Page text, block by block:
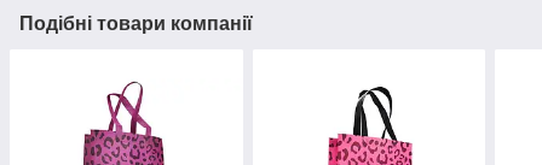
Подібні товари компанії